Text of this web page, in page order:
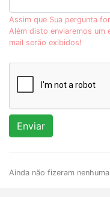
Assim que Sua pergunta
Além disto enviaremos um
mail serão exibidos!
Enviar
Ainda não fizeram